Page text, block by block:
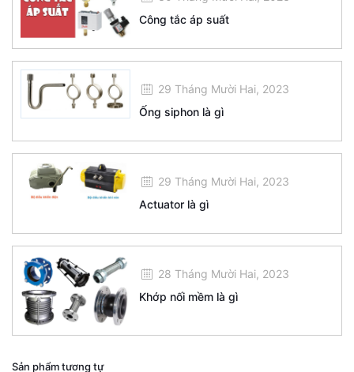
Công tắc áp suất
29 Tháng Mười Hai, 2023
Ống siphon là gì
29 Tháng Mười Hai, 2023
Actuator là gì
28 Tháng Mười Hai, 2023
Khớp nối mềm là gì
Sản phẩm tương tự